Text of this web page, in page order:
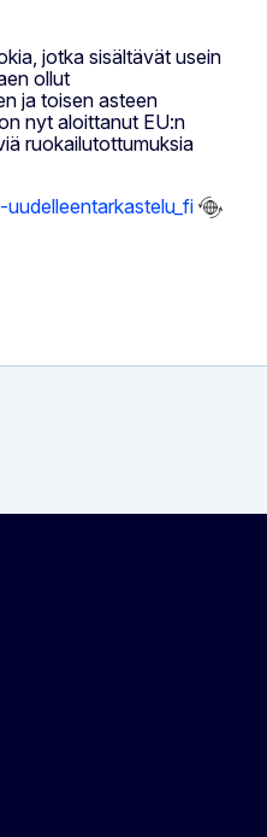
jotka sisältävät usein
ollut
ja toisen asteen
nyt aloittanut EU:n
ruokailutottumuksia